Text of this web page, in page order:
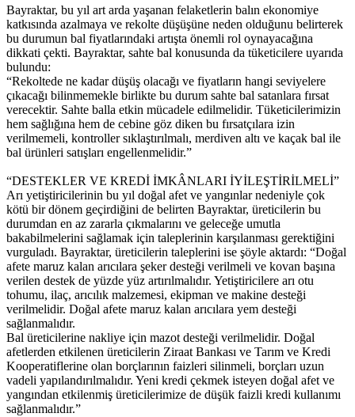
Bayraktar, bu yıl art arda yaşanan felaketlerin balın ekonomiye
katkısında azalmaya ve rekolte düşüşüne neden olduğunu belirterek
bu durumun bal fiyatlarındaki artışta önemli rol oynayacağına
dikkati çekti. Bayraktar, sahte bal konusunda da tüketicilere uyarıda
bulundu:
“Rekoltede ne kadar düşüş olacağı ve fiyatların hangi seviyelere
çıkacağı bilinmemekle birlikte bu durum sahte bal satanlara fırsat
verecektir. Sahte balla etkin mücadele edilmelidir. Tüketicilerimizin
hem sağlığına hem de cebine göz diken bu fırsatçılara izin
verilmemeli, kontroller sıklaştırılmalı, merdiven altı ve kaçak bal ile
bal ürünleri satışları engellenmelidir.”
“DESTEKLER VE KREDİ İMKÂNLARI İYİLEŞTİRİLMELİ”
Arı yetiştiricilerinin bu yıl doğal afet ve yangınlar nedeniyle çok
kötü bir dönem geçirdiğini de belirten Bayraktar, üreticilerin bu
durumdan en az zararla çıkmalarını ve geleceğe umutla
bakabilmelerini sağlamak için taleplerinin karşılanması gerektiğini
vurguladı. Bayraktar, üreticilerin taleplerini ise şöyle aktardı: “Doğal
afete maruz kalan arıcılara şeker desteği verilmeli ve kovan başına
verilen destek de yüzde yüz artırılmalıdır. Yetiştiricilere arı otu
tohumu, ilaç, arıcılık malzemesi, ekipman ve makine desteği
verilmelidir. Doğal afete maruz kalan arıcılara yem desteği
sağlanmalıdır.
Bal üreticilerine nakliye için mazot desteği verilmelidir. Doğal
afetlerden etkilenen üreticilerin Ziraat Bankası ve Tarım ve Kredi
Kooperatiflerine olan borçlarının faizleri silinmeli, borçları uzun
vadeli yapılandırılmalıdır. Yeni kredi çekmek isteyen doğal afet ve
yangından etkilenmiş üreticilerimize de düşük faizli kredi kullanımı
sağlanmalıdır.”